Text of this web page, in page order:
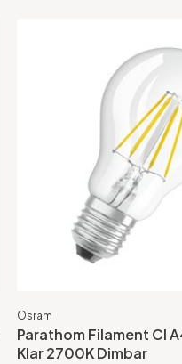
Osram
Parathom Filament Cl
Klar 2700K Dimbar